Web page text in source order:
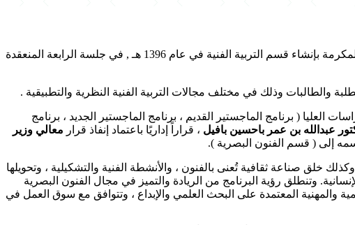
( برنامج الماجستير القديم ، برنامج الماجستير الجديد ، برنامج
عبدالله بن عمر باحسين بافيل ، قراراً إداريًا باعتماد إنفاذ قرار معالي وزير
إلى ( قسم الفنون البصرية ).
خلق صناعة ثقافية تُعنى بالفنون ، والأنشطة الفنية والتشكيلية ، وتحويلها
وتنطلق رؤية البرنامج من الريادة والتميز في مجال الفنون البصرية
والمهنية المعتمدة على البحث العلمي والإبداع ، وتتوافق مع سوق العمل في